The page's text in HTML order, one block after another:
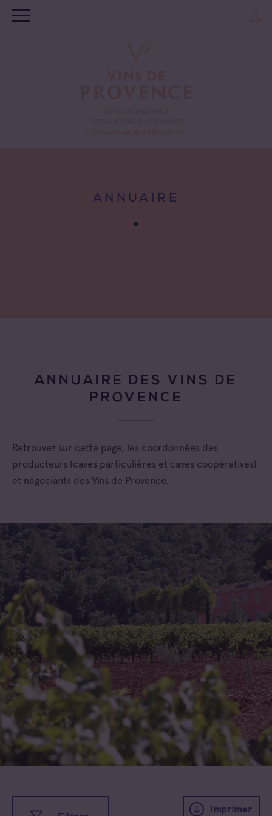
ANNUAIRE
ANNUAIRE DES VINS DE
PROVENCE
Retrouvez sur cette page, les coordonnées des
producteurs (caves particulières et caves coopératives)
et négociants des Vins de Provence.
Imprimer
Toutes les appellations
Coteaux d'Aix-en-Provence
Coteaux Varois en Provence
Côtes de Provence